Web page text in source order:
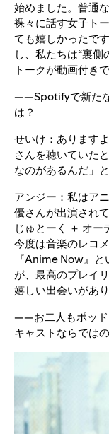
始めました。普通
裸々に話す女子ト
ても嬉しかったで
し、私たちは“裏
トークが動画付き
――Spotifyで新たな
は？
せいけ：あります
さんを聴いていた
なのがあるんだ」
アンジー：私はア
優さんが出演され
じゅとーく ＋ オー
今度は音楽のレコ
『Anime Now』
が、最高のプレイ
嬉しい出会いがあり
――お二人もポッド
キャストならでは